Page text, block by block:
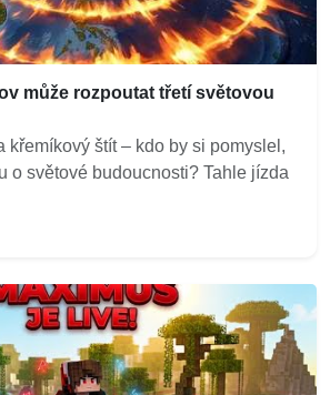
může rozpoutat třetí světovou
křemíkový štít – kdo by si pomyslel,
o světové budoucnosti? Tahle jízda